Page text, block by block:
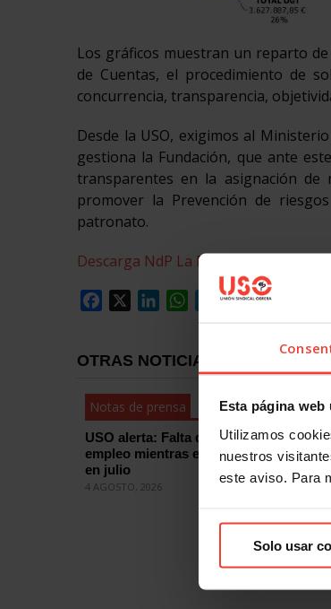
Esta página web
Utilizamos
nuestros
este aviso. Para
Solo usar
Los gráficos muestran un reparto
de Cuentas, el procedimiento de
concurrencia, transparencia,
Desde la USO, exigimos al
gestiona la Fundación, que ante
transparentes en la asignación de
promover la Prevención de
patronato.
Descarga NdP La Fundación para la
Facebook
LinkedInWhatsApp
Telegram
Email
OTRAS NOTICIAS
Notas de prensa
USO alerta: Falta de estabilidad en el
empleo mientras el paro vuelve a subir
en julio
4 AGOSTO, 2026